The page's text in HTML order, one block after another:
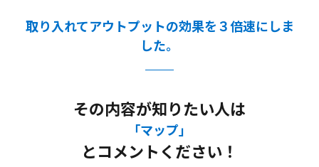
取り入れてアウトプットの効果を３倍速にしま
した。
その内容が知りたい人は
「マップ」
とコメントください！